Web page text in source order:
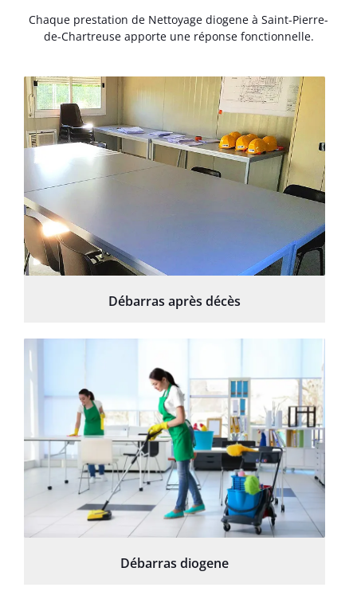
Chaque prestation de Nettoyage diogene à Saint-Pierre-
de-Chartreuse apporte une réponse fonctionnelle.
Débarras après décès
Débarras diogene